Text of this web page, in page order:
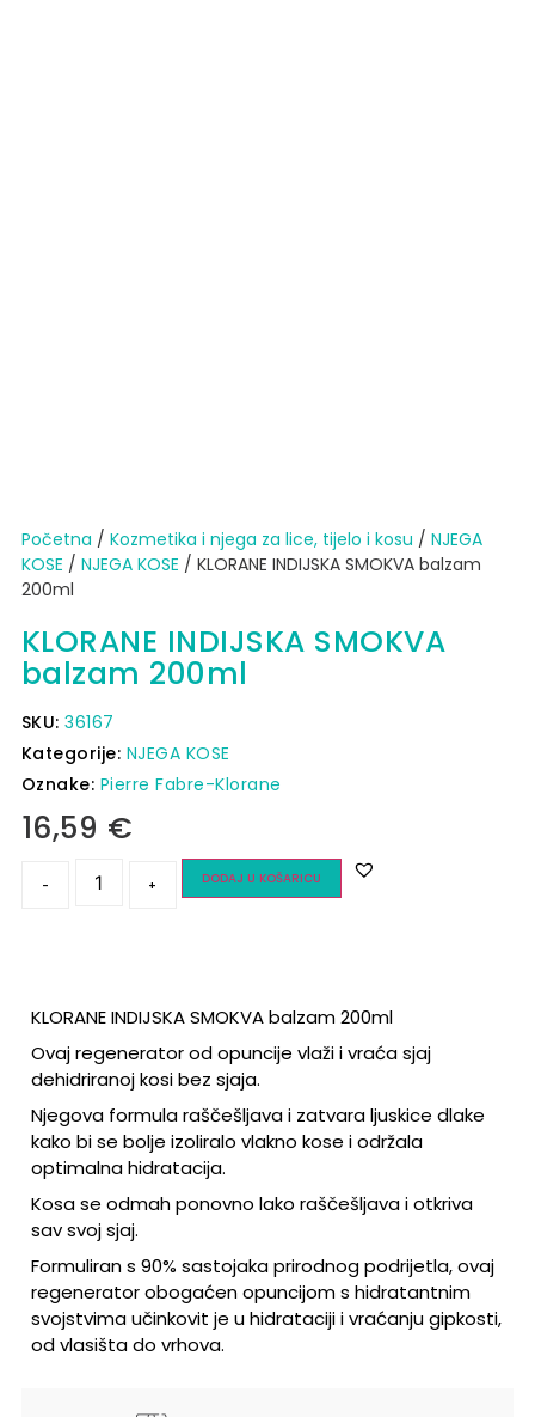
Početna / Kozmetika i njega za lice, tijelo i kosu / NJEGA
KOSE / NJEGA KOSE / KLORANE INDIJSKA SMOKVA balzam
200ml
KLORANE INDIJSKA SMOKVA
balzam 200ml
SKU:36167
Kategorije: NJEGA KOSE
Oznake: Pierre Fabre-Klorane
16,59 €
- + DODAJ U KOŠARICU
KLORANE INDIJSKA SMOKVA balzam 200ml
Ovaj regenerator od opuncije vlaži i vraća sjaj
dehidriranoj kosi bez sjaja.
Njegova formula raščešljava i zatvara ljuskice dlake
kako bi se bolje izoliralo vlakno kose i održala
optimalna hidratacija.
Kosa se odmah ponovno lako raščešljava i otkriva
sav svoj sjaj.
Formuliran s 90% sastojaka prirodnog podrijetla, ovaj
regenerator obogaćen opuncijom s hidratantnim
svojstvima učinkovit je u hidrataciji i vraćanju gipkosti,
od vlasišta do vrhova.